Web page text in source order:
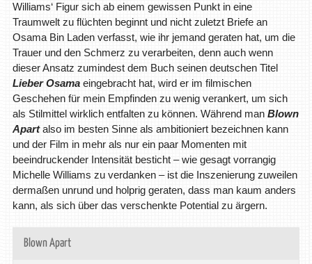
Williams‘ Figur sich ab einem gewissen Punkt in eine
Traumwelt zu flüchten beginnt und nicht zuletzt Briefe an
Osama Bin Laden verfasst, wie ihr jemand geraten hat, um die
Trauer und den Schmerz zu verarbeiten, denn auch wenn
dieser Ansatz zumindest dem Buch seinen deutschen Titel
Lieber Osamaeingebracht hat, wird er im filmischen
Geschehen für mein Empfinden zu wenig verankert, um sich
als Stilmittel wirklich entfalten zu können. Während man Blown
Apartalso im besten Sinne als ambitioniert bezeichnen kann
und der Film in mehr als nur ein paar Momenten mit
beeindruckender Intensität besticht – wie gesagt vorrangig
Michelle Williams zu verdanken – ist die Inszenierung zuweilen
dermaßen unrund und holprig geraten, dass man kaum anders
kann, als sich über das verschenkte Potential zu ärgern.
Blown Apart